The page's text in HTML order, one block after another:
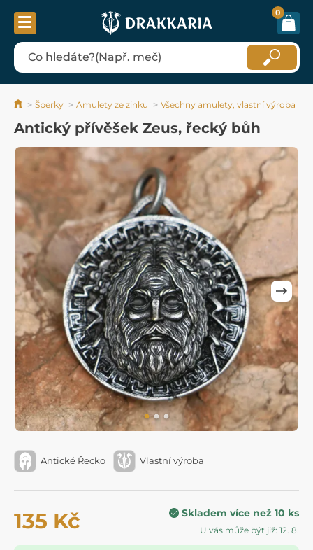
0
Šperky Amulety ze zinku Všechny amulety, vlastní výroba
Antický přívěšek Zeus, řecký bůh
Antické Řecko Vlastní výroba
135 Kč Skladem více než 10 ks
U vás může být již: 12. 8.